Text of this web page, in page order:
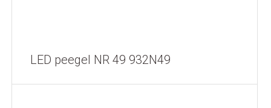
LED peegel NR 49 932N49